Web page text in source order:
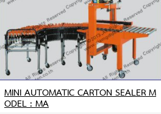
MINI AUTOMATIC CARTON SEALER M
ODEL : MA